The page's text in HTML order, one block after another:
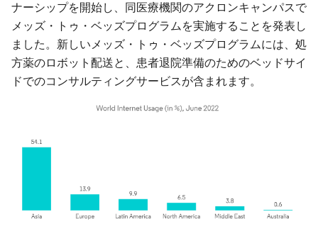
ナーシップを開始し、同医療機関のアクロンキャンパスで
メッズ・トゥ・ベッズプログラムを実施することを発表し
ました。新しいメッズ・トゥ・ベッズプログラムには、処
方薬のロボット配送と、患者退院準備のためのベッドサイ
ドでのコンサルティングサービスが含まれます。